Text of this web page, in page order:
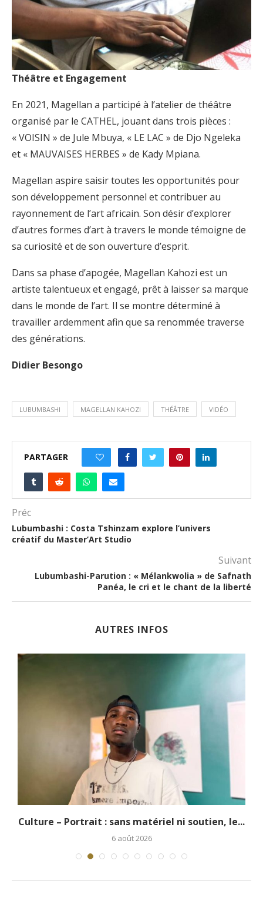
Théâtre et Engagement
En 2021, Magellan a participé à l’atelier de théâtre
organisé par le CATHEL, jouant dans trois pièces :
« VOISIN » de Jule Mbuya, « LE LAC » de Djo Ngeleka
et « MAUVAISES HERBES » de Kady Mpiana.
Magellan aspire saisir toutes les opportunités pour
son développement personnel et contribuer au
rayonnement de l’art africain. Son désir d’explorer
d’autres formes d’art à travers le monde témoigne de
sa curiosité et de son ouverture d’esprit.
Dans sa phase d’apogée, Magellan Kahozi est un
artiste talentueux et engagé, prêt à laisser sa marque
dans le monde de l’art. Il se montre déterminé à
travailler ardemment afin que sa renommée traverse
des générations.
Didier Besongo
LUBUMBASHI MAGELLAN KAHOZI THÉÂTRE VIDÉO
PARTAGER
Préc
Lubumbashi : Costa Tshinzam explore l’univers
créatif du Master’Art Studio
Suivant
Lubumbashi-Parution : « Mélankwolia » de Safnath
Panéa, le cri et le chant de la liberté
AUTRES INFOS
Culture – Portrait : sans matériel ni soutien, le...
6 août 2026